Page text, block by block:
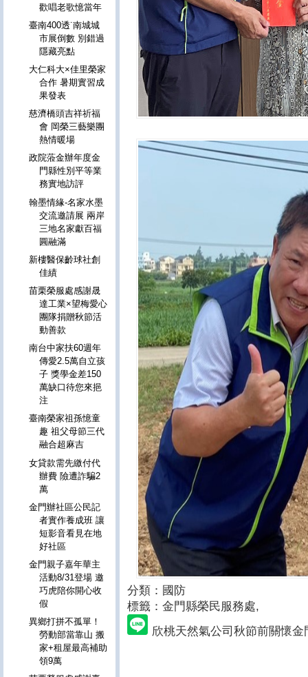
分類：國防
標籤：金門縣榮民服務處,
欣桃天然氣公司秋節前關懷
歡唱老歌憶當年
臺南400透˙南城城
市展倒數 別錯過
隱藏亮點
大仁科大×佳里榮家
合作 暑期實習成
果發表
慈濟橋頭吉祥祈福
會 岡榮三藝樂團
熱情暖場
政院蒞金辦年度金
門縣性別平等業
務實地訪評
翰墨情緣-名家水墨
交流邀請展 兩岸
三地名家獻百福
圓融滿
新樓醫保齡球社創
佳績
苗栗榮服處感謝晟
達工業×望梅愛心
團隊捐贈秋節活
動善款
南台中家扶60週年
傳愛2.5萬自立孩
子 獎學金差150
萬缺口待您來挹
注
臺南榮家祖孫憶童
趣 祖父母節三代
融合超麻吉
女貸款需先繳付代
辦費 險遭詐騙2
萬
金門辦社區公民記
者實作養成班 讓
短影音看見在地
好社區
金門親子嘉年華主
活動8/31登場 邀
巧虎陪你開心收
假
異鄉打拼不孤單！
勞動部當靠山 搬
家+租屋最高補助
領9萬